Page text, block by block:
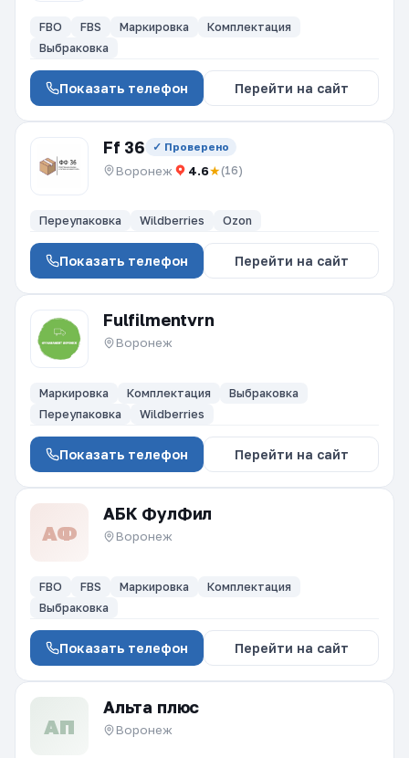
FBO FBS Маркировка
Комплектация
Выбраковка
Показать телефон Перейти на сайт
Ff 36 ✓ Проверено
Воронеж 4.6★(16)
Переупаковка Wildberries Ozon
Показать телефон Перейти на сайт
Fulfilmentvrn
Воронеж
Маркировка Комплектация
Выбраковка
Переупаковка
Wildberries
Показать телефон Перейти на сайт
АФ
АБК ФулФил
Воронеж
FBO FBS Маркировка
Комплектация
Выбраковка
Показать телефон Перейти на сайт
АП
Альта плюс
Воронеж